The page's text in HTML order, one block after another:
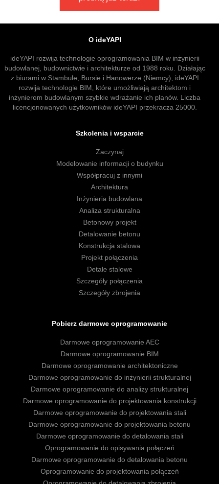
O ideYAPI
ideYAPI rozwija technologie oprogramowania BIM w inżynierii
budowlanej, budownictwie i architekturze od 1988 roku. Działając
z biurami w Stambule, Bursie i Hanowerze (Niemcy), ideYAPI
rozwija technologie BIM, które umożliwiają architektom i
inżynierom budowlanym szybkie wdrażanie ich planów. Liczba
licencjonowanych użytkowników ideYAPI przekracza 25000.
Szkolenia i wsparcie
Zaczynaj
Modelowanie informacji o budynku
Współpracuj z innymi
Architektura
Inżynieria budowlana
Analiza strukturalna
Betonowy projekt
Detalowanie betonu
Konstrukcja stalowa
Projekt połączenia
Detale stalowe
Szczegóły połączenia
Szczegóły zbrojenia
Pobierz darmowe oprogramowanie
Darmowe oprogramowanie AEC
Darmowe oprogramowanie BIM
Darmowe oprogramowanie architektoniczne
Darmowe oprogramowanie do inżynierii strukturalnej
Darmowe oprogramowanie do analizy strukturalnej
Darmowe oprogramowanie do projektowania konstrukcji
Darmowe oprogramowanie do projektowania stali
Darmowe oprogramowanie do projektowania betonu
Darmowe oprogramowanie do detalowania stali
Oprogramowanie do opisywania połączeń
Darmowe oprogramowanie do detalowania betonu
Oprogramowanie do projektowania połączeń